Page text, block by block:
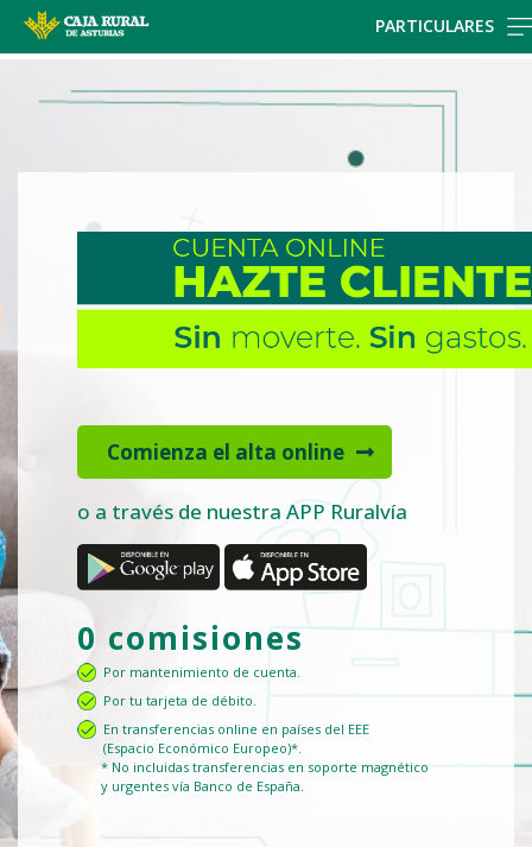
contentt
PARTICULARES
contenido,
Comienza el alta online
o a través de nuestra APP Ruralvía
0 comisiones
Por mantenimiento de cuenta.
Por tu tarjeta de débito.
En transferencias online en países del EEE
(Espacio Económico Europeo)*.
* No incluidas transferencias en soporte magnético
y urgentes vía Banco de España.